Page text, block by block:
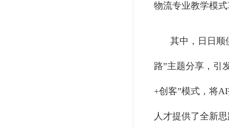
物流专业教学模
其中，日日顺
路”主题分享，引
+创客”模式，将
人才提供了全新